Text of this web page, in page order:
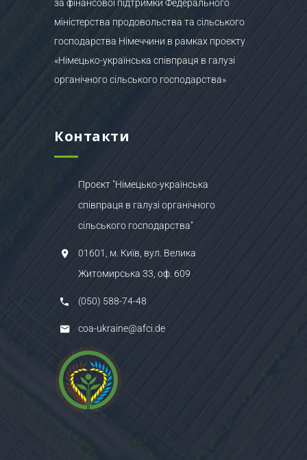
за фінансової підтримки Федерального
міністерства продовольства та сільського
господарства Німеччини в рамках проєкту
«Німецько-українська співпраця в галузі
органічного сільського господарства»
Контакти
Проєкт "Німецько-українська
співпраця в галузі органічного
сільського господарства"
01601, м. Київ, вул. Велика
Житомирська 33, оф. 609
(050) 588-74-48
coa-ukraine@afci.de